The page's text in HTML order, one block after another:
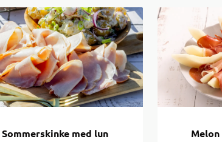
Sommerskinke med lun
Melon